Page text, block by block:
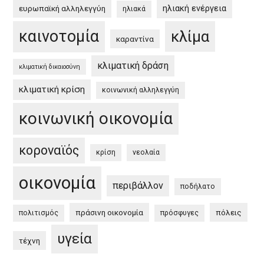
ευρωπαϊκή αλληλεγγύη ηλιακά ηλιακή ενέργεια
καινοτομία καραντίνα κλίμα
κλιματική δικαιοσύνη κλιματική δράση
κλιματική κρίση κοινωνική αλληλεγγύη
κοινωνική οικονομία
κοροναϊός κρίση νεολαία
οικονομία περιβάλλον ποδήλατο
πολιτισμός πράσινη οικονομία πρόσφυγες πόλεις
τέχνη υγεία